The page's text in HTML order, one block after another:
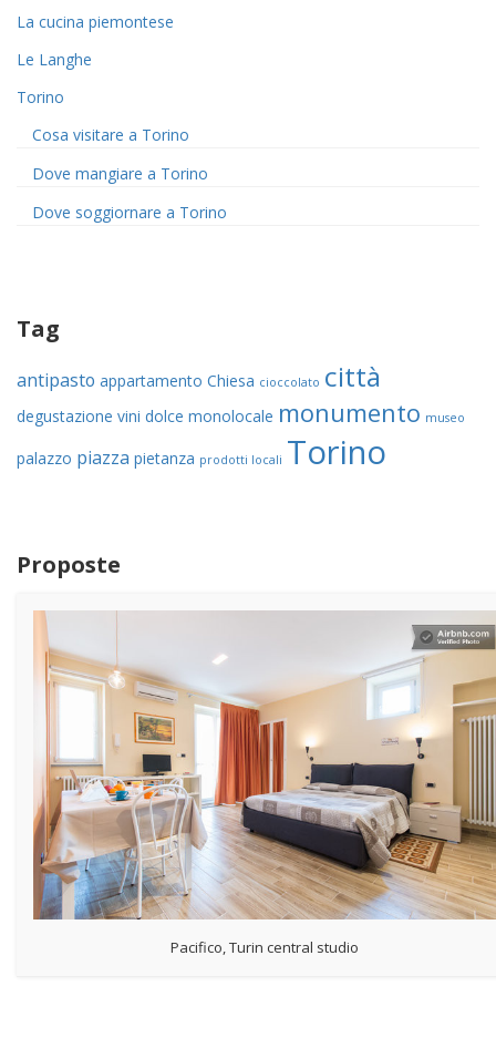
La cucina piemontese
Le Langhe
Torino
Cosa visitare a Torino
Dove mangiare a Torino
Dove soggiornare a Torino
Tag
antipasto appartamento Chiesa cioccolato città
degustazione vini dolce monolocale monumento museo
palazzo piazza pietanza prodotti locali Torino
Proposte
Pacifico, Turin central studio